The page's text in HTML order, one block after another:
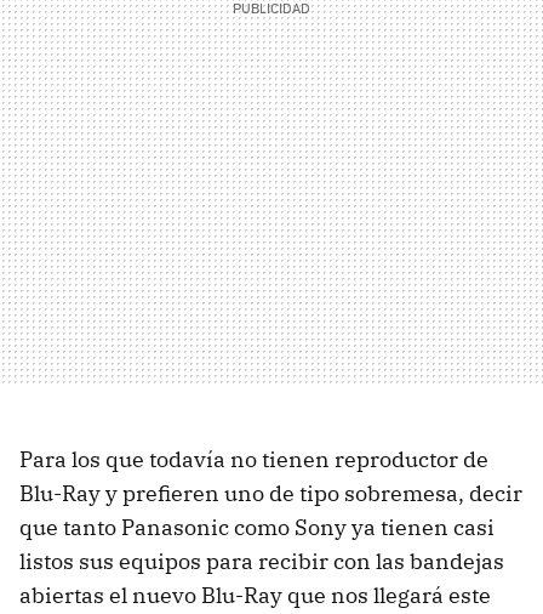
Para los que todavía no tienen reproductor de
Blu-Ray y prefieren uno de tipo sobremesa, decir
que tanto Panasonic como Sony ya tienen casi
listos sus equipos para recibir con las bandejas
abiertas el nuevo Blu-Ray que nos llegará este